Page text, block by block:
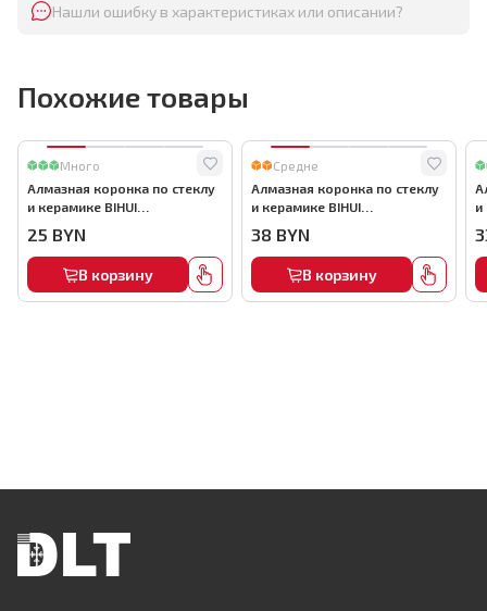
Нашли ошибку в характеристиках или описании?
Похожие товары
Много
Алмазная коронка по стеклу
и керамике BIHUI
коронка), 35мм, арт.DBW35
25 BYN
В корзину
Средне
Алмазная коронка по стеклу
и керамике BIHUI
коронка), 55мм, арт.DBW55
38 BYN
В корзину
и